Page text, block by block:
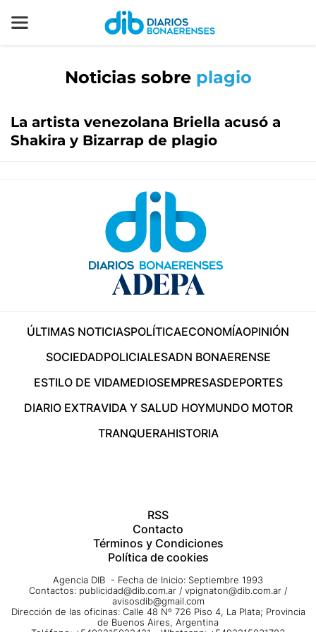
Noticias sobre plagio
La artista venezolana Briella acusó a
Shakira y Bizarrap de plagio
ÚLTIMAS NOTICIASPOLÍTICAECONOMÍAOPINIÓN
SOCIEDADPOLICIALESADN BONAERENSE
ESTILO DE VIDAMEDIOSEMPRESASDEPORTES
DIARIO EXTRAVIDA Y SALUD HOYMUNDO MOTOR
TRANQUERAHISTORIA
RSS
Contacto
Términos y Condiciones
Política de cookies
Agencia DIB - Fecha de Inicio: Septiembre 1993
Contactos: publicidad@dib.com.ar / vpignaton@dib.com.ar /
avisosdib@gmail.com
Dirección de las oficinas: Calle 48 Nº 726 Piso 4, La Plata; Provincia
de Buenos Aires, Argentina